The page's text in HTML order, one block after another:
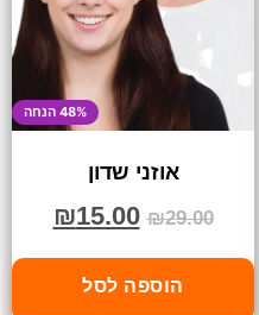
48% הנחה
אוזני שדון
₪29.00
₪15.00
הוספה לסל